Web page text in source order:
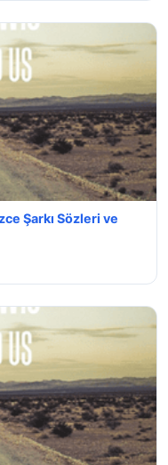
Şarkı Sözleri ve